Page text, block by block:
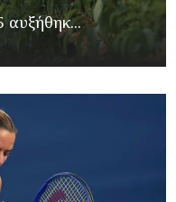
αυξήθηκ...